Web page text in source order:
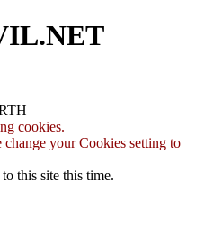
cookies.
your Cookies setting to
this site this time.